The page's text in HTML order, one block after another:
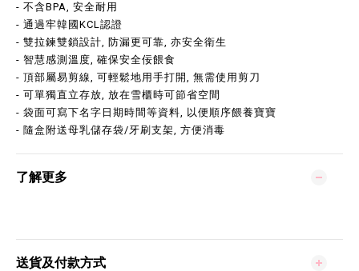
- 不含BPA, 安全耐用
- 通過牢韓國KCL認證
- 雙拉鍊雙鎖設計, 防漏更可靠, 亦安全衛生
- 智慧感測溫度, 確保安全佞餵食
- 頂部屬易剪線, 可輕鬆地用手打開, 無需使用剪刀
- 可單獨直立存放, 放在雪櫃時可節省空間
- 袋面可寫下名字日期時間等資料, 以便順序餵養寶寶
- 隨盒附送母乳儲存袋/牙刷支架, 方便消毒
了解更多
送貨及付款方式